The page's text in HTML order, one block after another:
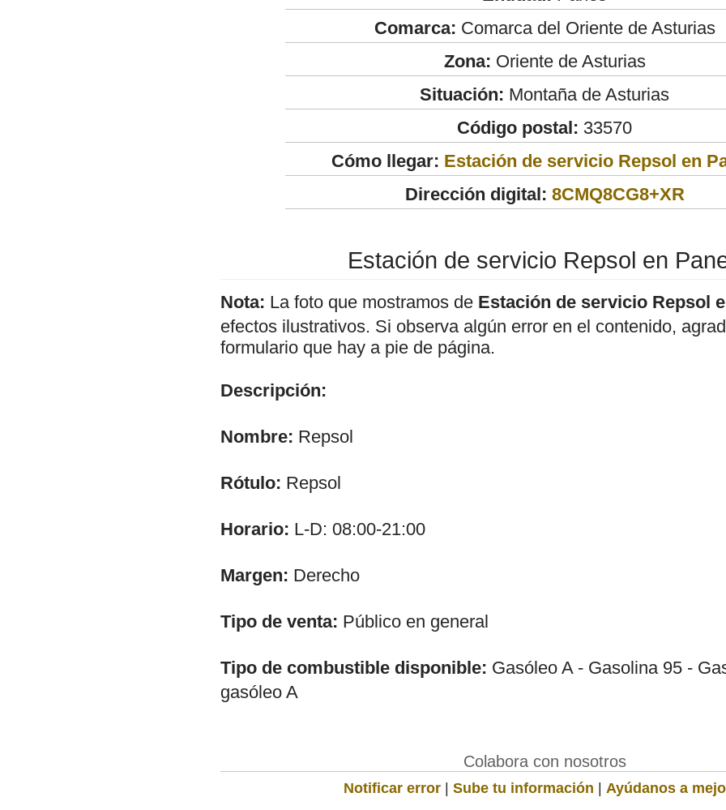
Comarca: Comarca del Oriente de Asturias
Zona: Oriente de Asturias
Situación: Montaña de Asturias
Código postal: 33570
Cómo llegar: Estación de servicio Repsol en
Dirección digital: 8CMQ8CG8+XR
Estación de servicio Repsol en
Nota: La foto que mostramos de Estación de servicio Repsol
efectos ilustrativos. Si observa algún error en el contenido,
formulario que hay a pie de página.
Descripción:
Nombre: Repsol
Rótulo: Repsol
Horario: L-D: 08:00-21:00
Margen: Derecho
Tipo de venta: Público en general
Tipo de combustible disponible: Gasóleo A - Gasolina 95 -
gasóleo A
Colabora con nosotros
Notificar error | Sube tu información | Ayúdanos a